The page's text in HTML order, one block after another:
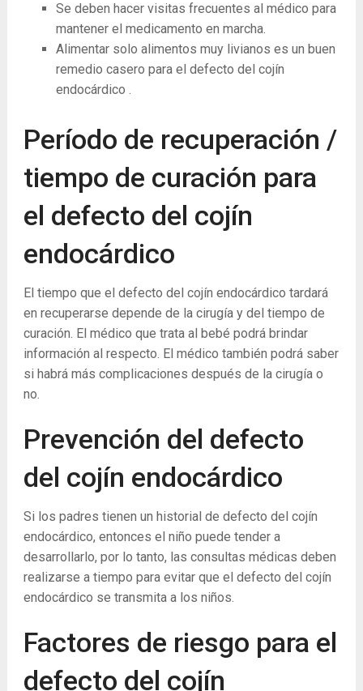
Se deben hacer visitas frecuentes al médico para
mantener el medicamento en marcha.
Alimentar solo alimentos muy livianos es un buen
remedio casero para el defecto del cojín
endocárdico .
Período de recuperación /
tiempo de curación para
el defecto del cojín
endocárdico
El tiempo que el defecto del cojín endocárdico tardará
en recuperarse depende de la cirugía y del tiempo de
curación. El médico que trata al bebé podrá brindar
información al respecto. El médico también podrá saber
si habrá más complicaciones después de la cirugía o
no.
Prevención del defecto
del cojín endocárdico
Si los padres tienen un historial de defecto del cojín
endocárdico, entonces el niño puede tender a
desarrollarlo, por lo tanto, las consultas médicas deben
realizarse a tiempo para evitar que el defecto del cojín
endocárdico se transmita a los niños.
Factores de riesgo para el
defecto del cojín